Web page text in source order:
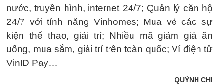
nước, truyền hình, internet 24/7; Quản lý căn hộ
24/7 với tính năng Vinhomes; Mua vé các sự
kiện thể thao, giải trí; Nhiều mã giảm giá ăn
uống, mua sắm, giải trí trên toàn quốc; Ví điện tử
VinID Pay…
QUỲNH CHI